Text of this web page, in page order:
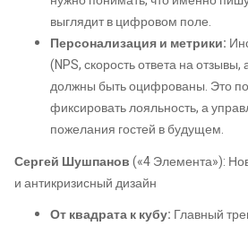
выглядит в цифровом поле.
Персонализация и метрики:
(NPS, скорость ответа на
должны быть оцифрованы. Это
фиксировать лояльность, а
пожелания гостей в будущем.
Сергей Шушпанов(«4 Элемента»):
и антикризисный дизайн
От квадрата к кубу: Главный